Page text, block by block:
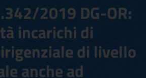
2019 DG-OR:
incarichi di
di livello
anche ad